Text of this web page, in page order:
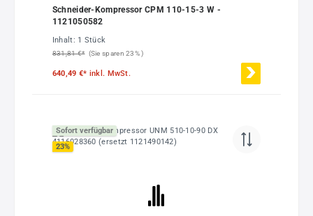
Schneider-Kompressor CPM 110-15-3 W -
1121050582
Inhalt: 1 Stück
831,81 €* (Sie sparen 23% )
640,49 €* inkl. MwSt.
Sofort verfügbar
23%